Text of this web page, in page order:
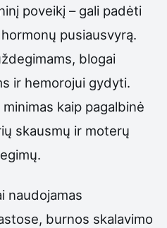
poveikį – gali padėti
pusiausvyrą.
blogai
ir hemorojui gydyti.
kaip pagalbinė
skausmų ir moterų
naudojamas
burnos skalavimo